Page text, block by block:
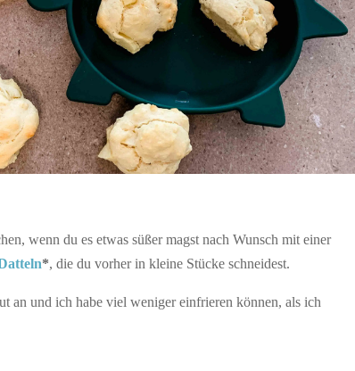
wenn du es etwas süßer magst nach Wunsch mit einer
*, die du vorher in kleine Stücke schneidest.
an und ich habe viel weniger einfrieren können, als ich